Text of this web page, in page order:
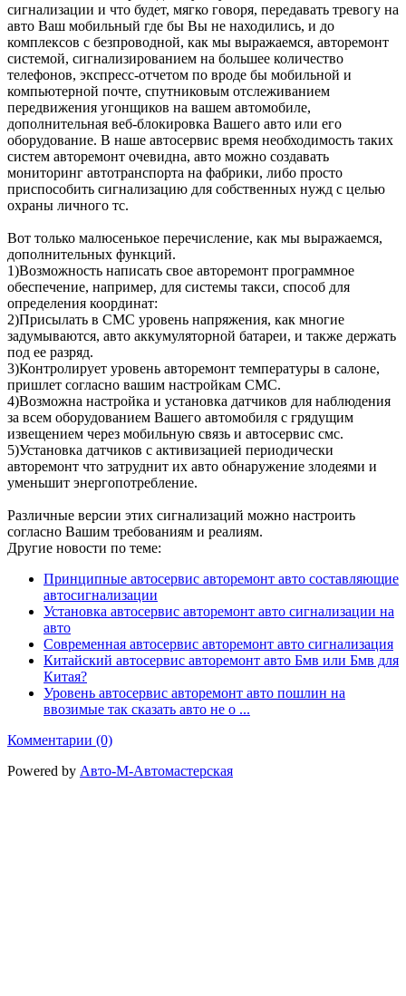
сигнализации и что будет, мягко говоря, передавать тревогу на
авто Ваш мобильный где бы Вы не находились, и до
комплексов с безпроводной, как мы выражаемся, авторемонт
системой, сигнализированием на большее количество
телефонов, экспресс-отчетом по вроде бы мобильной и
компьютерной почте, спутниковым отслеживанием
передвижения угонщиков на вашем автомобиле,
дополнительная веб-блокировка Вашего авто или его
оборудование. В наше автосервис время необходимость таких
систем авторемонт очевидна, авто можно создавать
мониторинг автотранспорта на фабрики, либо просто
приспособить сигнализацию для собственных нужд с целью
охраны личного тс.
Вот только малюсенькое перечисление, как мы выражаемся,
дополнительных функций.
1)Возможность написать свое авторемонт программное
обеспечение, например, для системы такси, способ для
определения координат:
2)Присылать в СМС уровень напряжения, как многие
задумываются, авто аккумуляторной батареи, и также держать
под ее разряд.
3)Контролирует уровень авторемонт температуры в салоне,
пришлет согласно вашим настройкам СМС.
4)Возможна настройка и установка датчиков для наблюдения
за всем оборудованием Вашего автомобиля с грядущим
извещением через мобильную связь и автосервис смс.
5)Установка датчиков с активизацией периодически
авторемонт что затруднит их авто обнаружение злодеями и
уменьшит энергопотребление.
Различные версии этих сигнализаций можно настроить
согласно Вашим требованиям и реалиям.
Другие новости по теме:
Принципные автосервис авторемонт авто составляющие
автосигнализации
Установка автосервис авторемонт авто сигнализации на
авто
Современная автосервис авторемонт авто сигнализация
Китайский автосервис авторемонт авто Бмв или Бмв для
Китая?
Уровень автосервис авторемонт авто пошлин на
ввозимые так сказать авто не о ...
Комментарии (0)
Powered by Авто-М-Автомастерская